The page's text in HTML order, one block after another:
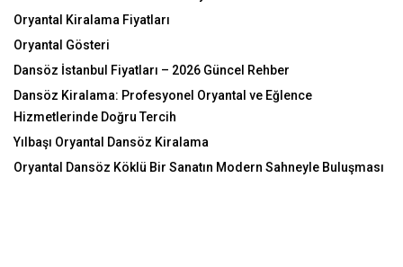
Oryantal Kiralama Fiyatları
Oryantal Gösteri
Dansöz İstanbul Fiyatları – 2026 Güncel Rehber
Dansöz Kiralama: Profesyonel Oryantal ve Eğlence
Hizmetlerinde Doğru Tercih
Yılbaşı Oryantal Dansöz Kiralama
Oryantal Dansöz Köklü Bir Sanatın Modern Sahneyle Buluşması